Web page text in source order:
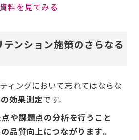
料を見てみる
ンション施策のさらなる
ィングにおいて忘れてはならな
効果測定です。
や課題点の分析を行うこと
品質向上につながります。